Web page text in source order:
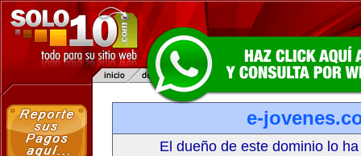
e-
El dueño de este dominio lo